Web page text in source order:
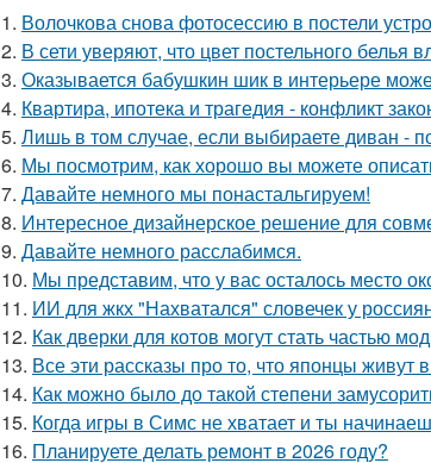
1. Волочкова снова фотосессию в постели
2. В сети уверяют, что цвет постельного белья
3. Оказывается бабушкин шик в интерьере
4. Квартира, ипотека и трагедия - конфликт
5. Лишь в том случае, если выбираете диван -
6. Мы посмотрим, как хорошо вы можете
7. Давайте немного мы понастальгируем!
8. Интересное дизайнерское решение для
9. Давайте немного расслабимся.
10. Мы представим, что у вас осталось место
11. ИИ для жкх "Нахватался" словечек у
12. Как дверки для котов могут стать частью
13. Все эти рассказы про то, что японцы живут
14. Как можно было до такой степени
15. Когда игры в Симс не хватает и ты
16. Планируете делать ремонт в 2026 году?